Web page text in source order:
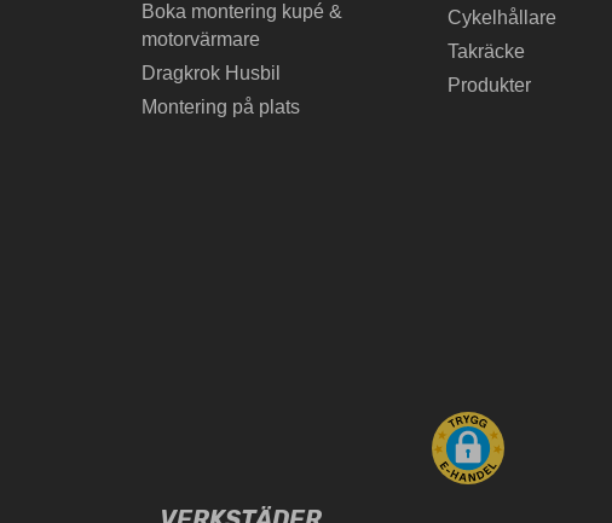
Boka montering kupé &
motorvärmare
Dragkrok Husbil
Montering på plats
Cykelhållare
Takräcke
Produkter